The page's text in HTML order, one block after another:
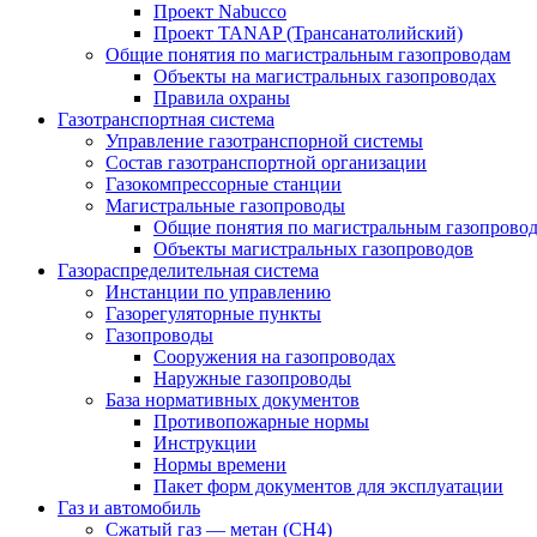
Проект Nabucco
Проект TANAP (Трансанатолийский)
Общие понятия по магистральным газопроводам
Объекты на магистральных газопроводах
Правила охраны
Газотранспортная система
Управление газотранспорной системы
Состав газотранспортной организации
Газокомпрессорные станции
Магистральные газопроводы
Общие понятия по магистральным
Объекты магистральных газопроводов
Газораспределительная система
Инстанции по управлению
Газорегуляторные пункты
Газопроводы
Сооружения на газопроводах
Наружные газопроводы
База нормативных документов
Противопожарные нормы
Инструкции
Нормы времени
Пакет форм документов для эксплуатации
Газ и автомобиль
Сжатый газ — метан (CH4)